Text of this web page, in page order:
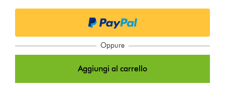
t
o
s
Oppure
Aggiungi al carrello